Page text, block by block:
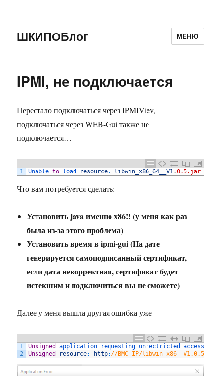
ШКИПОБлог МЕНЮ
IPMI, не подключается
Перестало подключаться через IPMIViev,
подключаться через WEB-Gui также не
подключается…
1 Unable to load resource: libwin_x86_64__V1.0.5.jar
Что вам потребуется сделать:
Установить java именно x86!! (у меня как раз
была из-за этого проблема)
Установить время в ipmi-gui (На дате
генерируется самоподписанный сертификат,
если дата некорректная, сертификат будет
истекшим и подключиться вы не сможете)
Далее у меня вышла другая ошибка уже
1
2
Unsigned application requesting unrectricted access
Unsigned
resource: http: //BMC-IP/libwin_x86__V1.0.5.jar